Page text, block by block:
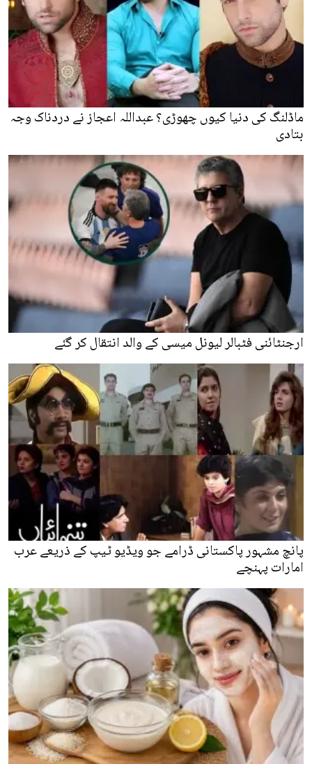
ماڈلنگ کی دنیا کیوں چھوڑی؟ عبداللہ اعجاز نے دردناک وجہ
بتادی
ارجنٹائنی فٹبالر لیونل میسی کے والد انتقال کر گئے
پانچ مشہور پاکستانی ڈرامے جو ویڈیو ٹیپ کے ذریعے عرب
امارات پہنچے